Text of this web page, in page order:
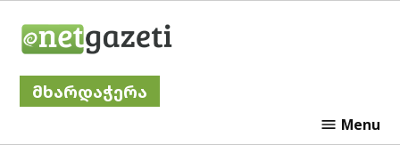
მხარდაჭერა
Menu